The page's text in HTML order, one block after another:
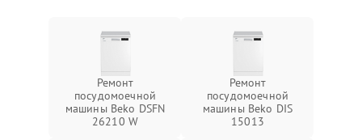
Ремонт
посудомоечной
машины Beko DSFN
26210 W
Ремонт
посудомоечной
машины Beko DIS
15013